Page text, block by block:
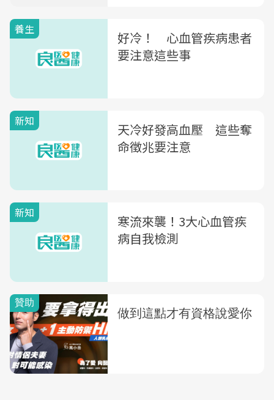
養生
好冷！ 心血管疾病患者
要注意這些事
新知
天冷好發高血壓 這些奪
命徵兆要注意
新知
寒流來襲！3大心血管疾
病自我檢測